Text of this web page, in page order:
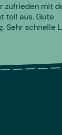
zufrieden mit
toll aus. Gute
Sehr schnelle